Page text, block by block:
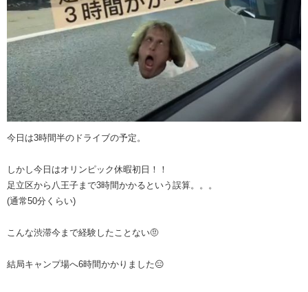
今日は3時間半のドライブの予定。
しかし今日はオリンピック休暇初日！！
足立区から八王子まで3時間かかるという誤算。。。
(通常50分くらい)
こんな渋滞今まで経験したことない🤨
結局キャンプ場へ6時間かかりました😑